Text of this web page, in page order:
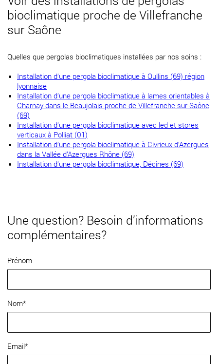
bioclimatique proche de Villefranche
sur Saône
Quelles que pergolas bioclimatiques installées par nos soins :
Installation d’une pergola bioclimatique à Oullins (69) région
lyonnaise
Installation d’une pergola bioclimatique à lames orientables à
Charnay dans le Beaujolais proche de Villefranche-sur-Saône
(69)
Installation d’une pergola bioclimatique avec led et stores
verticaux à Polliat (01)
Installation d’une pergola bioclimatique à Civrieux d’Azergues
dans la Vallée d’Azergues Rhône (69)
Installation d’une pergola bioclimatique, Décines (69)
Une question? Besoin d’informations
complémentaires?
Prénom
Nom*
Email*